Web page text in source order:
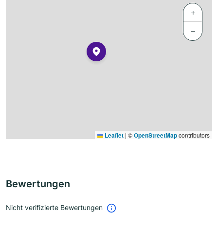
+
−
Leaflet | ©OpenStreetMapcontributors
Bewertungen
Nicht verifizierte Bewertungen